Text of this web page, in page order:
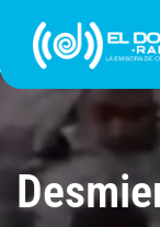
contenido